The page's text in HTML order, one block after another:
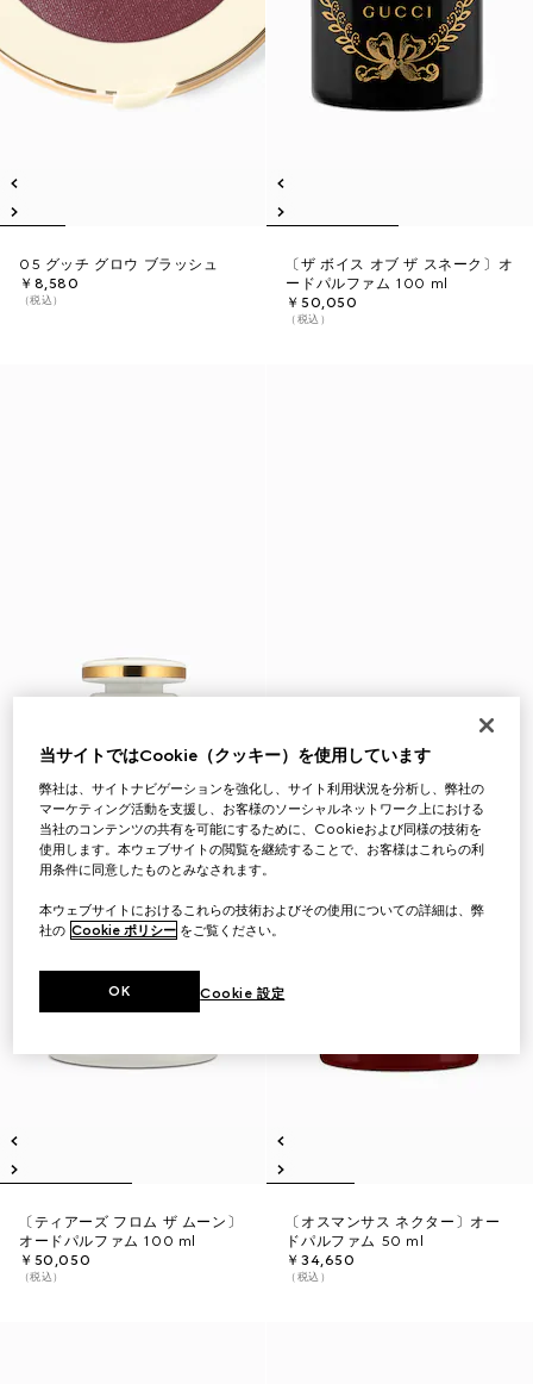
05 グッチ グロウ ブラッシュ
￥8,580
（税込）
〔ザ ボイス オブ ザ スネーク〕オ
ードパルファム 100 ml
￥50,050
（税込）
〔ティアーズ フロム ザ ムーン〕
オードパルファム 100 ml
￥50,050
（税込）
〔オスマンサス ネクター〕オー
ドパルファム 50 ml
￥34,650
（税込）
当サイトではCookie（クッキー）を使用しています
弊社は、サイトナビゲーションを強化し、サイト利用状況を分析し、弊社の
マーケティング活動を支援し、お客様のソーシャルネットワーク上における
当社のコンテンツの共有を可能にするために、Cookieおよび同様の技術を
使用します。本ウェブサイトの閲覧を継続することで、お客様はこれらの利
用条件に同意したものとみなされます。
本ウェブサイトにおけるこれらの技術およびその使用についての詳細は、弊
社の Cookie ポリシー をご覧ください。
Cookie 設定
OK